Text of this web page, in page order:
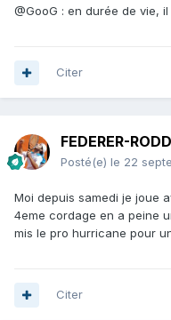
@GooG : en durée de vie,
Citer
FEDERER-
Posté(e) le 22
Moi depuis samedi je joue
4eme cordage en a peine
mis le pro hurricane pour
Citer